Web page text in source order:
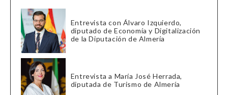
Entrevista con Álvaro Izquierdo,
diputado de Economía y Digitalización
de la Diputación de Almería
Entrevista a María José Herrada,
diputada de Turismo de Almería